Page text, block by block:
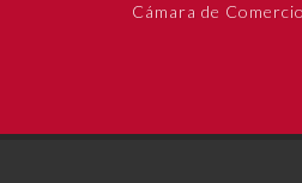
Cámara de